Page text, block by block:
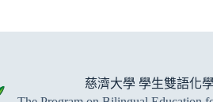
慈濟大學 學生雙語化